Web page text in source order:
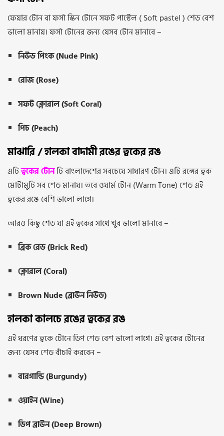
ফেয়ার টোন বা ফর্সা স্কিন টোনে সফট পাস্টেল ( Soft pastel ) শেড বেশ
ভালো মানায়। ফর্সা টোনের জন্য যেসব টোন মানাবে –
নিউড পিংক (Nude Pink)
রোজ (Rose)
সফট ক্লোরাল (Soft Coral)
পিচ (Peach)
মাঝারি / হালকা বাদামী রঙের ত্বকের রঙ
এটিত্বকের টোনটি বাংলাদেশের সবচেয়ে সাধারণ টোন। এটি রঙ্গের ত্বক
মোটামুটি সব শেড মানায়। তবে ওয়ার্ম টোন (Warm Tone) শেড এই
ত্বকের রঙে বেশি ভালো লাগে।
আরও কিছু শেড যা এই ত্বকের সাথে খুব ভালো মানাবে –
ব্রিক রেড (Brick Red)
ক্লোরাল (Coral)
Brown Nude (ব্রাউন নিউড)
হালকা কালচে রঙের ত্বকের রঙ
এই ধরণের ত্বকে টোনে ডিপ শেড বেশ ভালো লাগে। এই ত্বকের টোনের
জন্য যেসব শেড বাঁচাই করবেন –
বারগান্ডি (Burgundy)
ওয়াইন (Wine)
ডিপ ব্রাউন (Deep Brown)